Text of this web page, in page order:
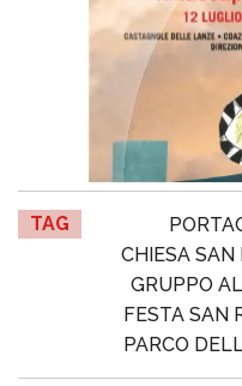
TAG
CHIESA SAN
GRUPPO
FESTA SAN
PARCO